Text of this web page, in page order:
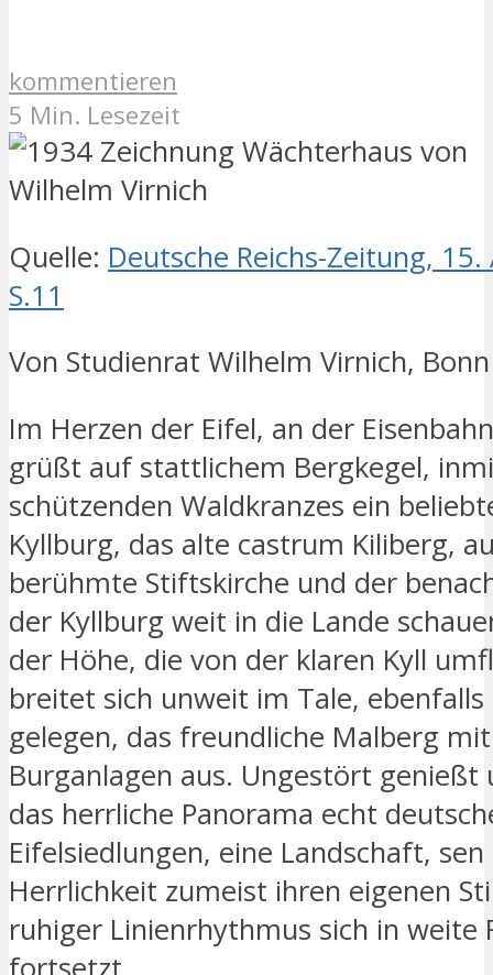
kommentieren
5 Min. Lesezeit
Quelle: Deutsche Reichs-Zeitung,
S.11
Von Studienrat Wilhelm Virnich, Bonn
Im Herzen der Eifel, an der
grüßt auf stattlichem Bergkegel,
schützenden Waldkranzes ein
Kyllburg, das alte castrum Kiliberg,
berühmte Stiftskirche und der
der Kyllburg weit in die Lande
der Höhe, die von der klaren Kyll
breitet sich unweit im Tale, ebenfalls
gelegen, das freundliche Malberg
Burganlagen aus. Ungestört genießt
das herrliche Panorama echt
Eifelsiedlungen, eine Landschaft,
Herrlichkeit zumeist ihren eigenen
ruhiger Linienrhythmus sich in weite